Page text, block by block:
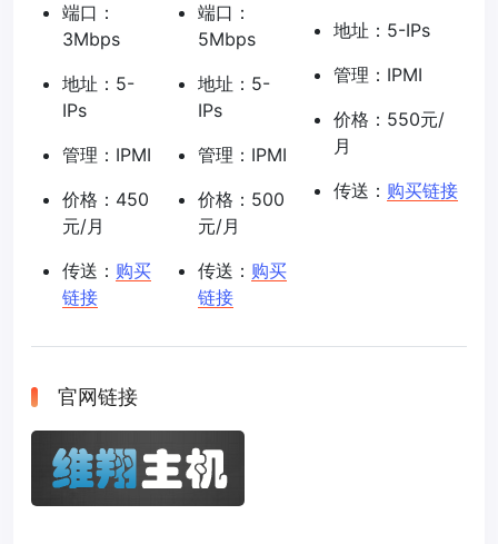
端口：
3Mbps
地址：5-
IPs
管理：IPMI
价格：450
元/月
传送： 购买
链接
端口：
5Mbps
地址：5-
IPs
管理：IPMI
价格：500
元/月
传送： 购买
链接
地址：5-IPs
管理：IPMI
价格：550元/
月
传送： 购买链接
官网链接